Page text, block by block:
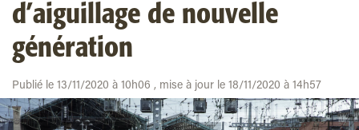
d’aiguillage de nouvelle
génération
Publié le 13/11/2020 à 10h06 , mise à jour le 18/11/2020 à 14h57